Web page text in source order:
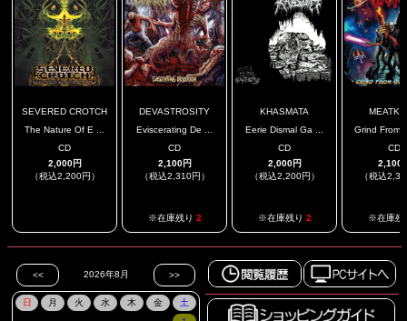
SEVERED CROTCH
The Nature Of E ...
CD
2,000円
（税込2,200円）
DEVASTROSITY
Eviscerating De ...
CD
2,100円
（税込2,310円）
※在庫残り 2
KHASMATA
Eerie Dismal Ga ...
CD
2,000円
（税込2,200円）
※在庫残り 2
Grind From
CD
2,100
（税込
※在庫残